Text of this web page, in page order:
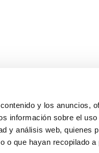
y los anuncios,
información sobre el uso
y análisis web, quienes
o que hayan recopilado a